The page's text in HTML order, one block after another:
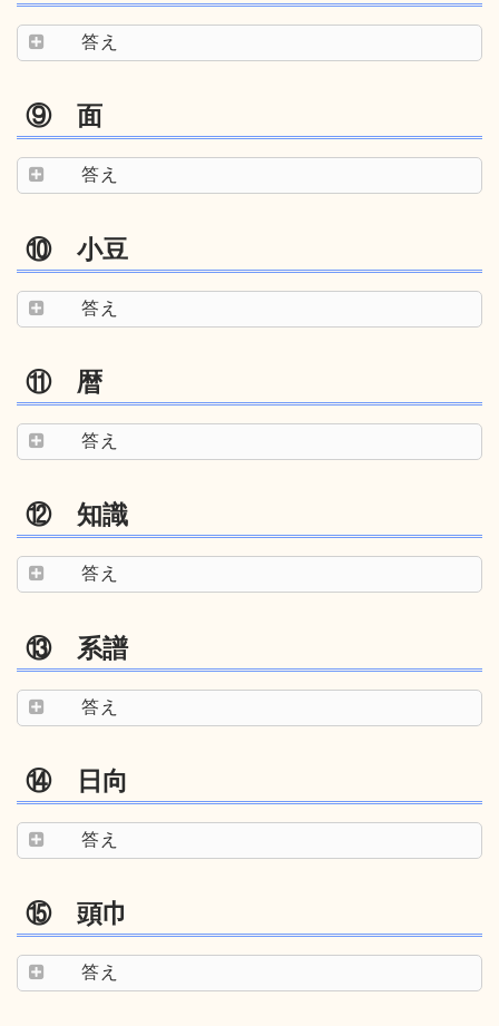
答え
⑨ 面
答え
⑩ 小豆
答え
⑪ 暦
答え
⑫ 知識
答え
⑬ 系譜
答え
⑭ 日向
答え
⑮ 頭巾
答え